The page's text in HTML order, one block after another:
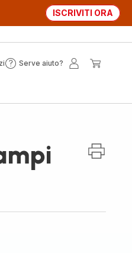
ISCRIVITI ORA
Serve aiuto?
Serve